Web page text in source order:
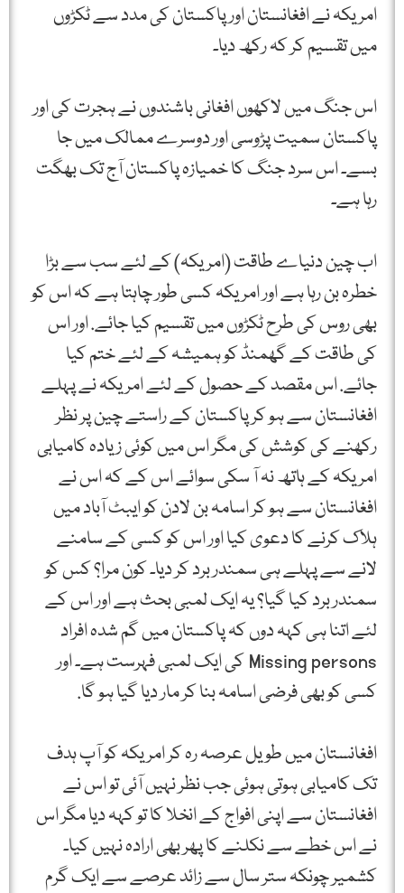
امریکہ نے افغانستان اور پاکستان کی مدد سے ٹکڑوں
میں تقسیم کر کہ رکھ دیا۔
اس جنگ میں لاکھوں افغانی باشندوں نے ہجرت کی اور
پاکستان سمیت پڑوسی اور دوسرے ممالک میں جا
بسے۔ اس سرد جنگ کا خمیازہ پاکستان آج تک بھگت
رہا ہے۔
اب چین دنیاے طاقت (امریکہ) کے لئے سب سے بڑا
خطرہ بن رہا ہے اور امریکہ کسی طور چاہتا ہے کہ اس کو
بھی روس کی طرح ٹکڑوں میں تقسیم کیا جائے. اور اس
کی طاقت کے گھمنڈ کو ہمیشہ کے لئے ختم کیا
جائے. اس مقصد کے حصول کے لئے امریکہ نے پہلے
افغانستان سے ہو کر پاکستان کے راستے چین پر نظر
رکھنے کی کوشش کی مگر اس میں کوئی زیادہ کامیابی
امریکہ کے ہاتھ نہ آ سکی سوائے اس کے کہ اس نے
افغانستان سے ہو کر اسامہ بن لادن کو ایبٹ آباد میں
ہلاک کرنے کا دعوی کیا اور اس کو کسی کے سامنے
لانے سے پہلے ہی سمندر برد کر دیا۔ کون مرا؟ کس کو
سمندر برد کیا گیا؟ یہ ایک لمبی بحث ہے اور اس کے
لئے اتنا ہی کہہ دوں کہ پاکستان میں گم شدہ افراد
Missing persons کی ایک لمبی فہرست ہے۔ اور
کسی کو بھی فرضی اسامہ بنا کر مار دیا گیا ہو گا.
افغانستان میں طویل عرصہ رہ کر امریکہ کو آپ ہدف
تک کامیابی ہوتی ہوئی جب نظر نہیں آئی تو اس نے
افغانستان سے اپنی افواج کے انخلا کا تو کہہ دیا مگر اس
نے اس خطے سے نکلنے کا پھر بھی ارادہ نہیں کیا۔
کشمیر چونکہ ستر سال سے زائد عرصے سے ایک گرم